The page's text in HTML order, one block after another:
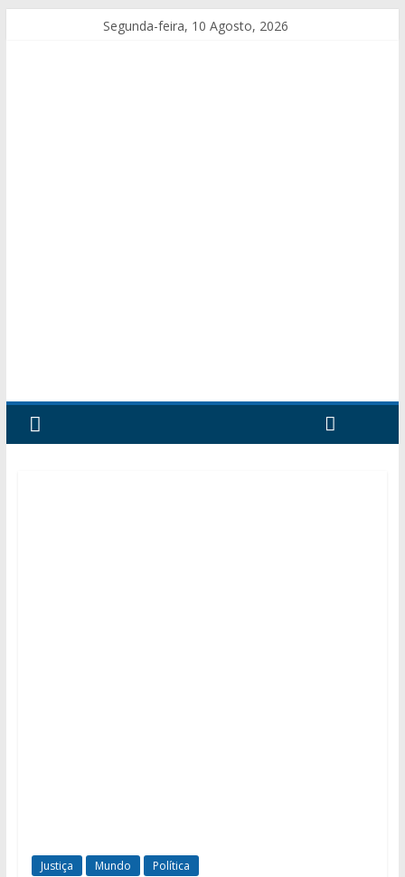
Segunda-feira, 10 Agosto, 2026
Justiça Mundo Política